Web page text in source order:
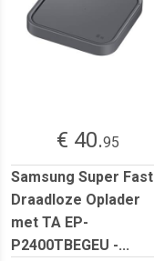
€ 40.95
Samsung Super Fast
Draadloze Oplader
met TA EP-
P2400TBEGEU -...